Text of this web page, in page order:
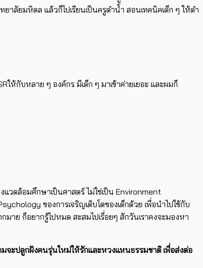
ลัยมหิดล แล้วก็ไปเรียนเป็นครูดำน้ำ สอนเทคนิคเด็ก ๆ ให้ดำ
ให้กับหลาย ๆ องค์กร มีเด็ก ๆ มาเข้าค่ายเยอะ และผมก็
วดล้อมศึกษาเป็นศาสตร์ ไม่ใช่เป็น Environment
ของการเจริญเติบโตของเด็กด้วย เพื่อนำไปใช้กับ
าย ก็อยากรู้ไปหมด สะสมไปเรื่อยๆ สักวันเราคงจะมองหา
จะปลูกฝังคนรุ่นใหม่ให้รักและหวงแหนธรรมชาติ เพื่อส่งต่อ